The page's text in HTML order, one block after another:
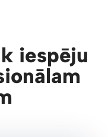
iespēju